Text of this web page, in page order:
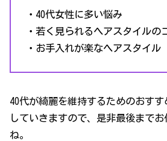
・40代女性に多い悩み
・若く見られるヘアスタイルの
・お手入れが楽なヘアスタイル
40代が綺麗を維持するためのおす
していきますので、是非最後まで
ね。